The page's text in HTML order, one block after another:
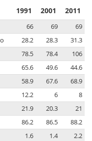
1991 2001 2011
66 69
69
28.2 28.3
31.3
78.5 78.4
106
65.6 49.6
44.6
58.9 67.6
68.9
12.2 6
8
21.9 20.3
21
86.2 86.5
88.2
1.6 1.4 2.2